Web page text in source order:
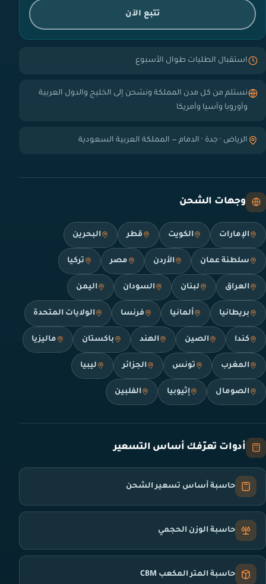
تتبع الآن
استقبال الطلبات طوال الأسبوع
نستلم من كل مدن المملكة ونشحن إلى الخليج والدول العربية
وأوروبا وآسيا وأمريكا
الرياض · جدة · الدمام — المملكة العربية السعودية
وجهات الشحن
الإمارات الكويت قطر البحرين
سلطنة عمان الأردن مصر تركيا
العراق لبنان السودان اليمن
بريطانيا ألمانيا فرنسا الولايات المتحدة
كندا الصين الهند باكستان ماليزيا
المغرب تونس الجزائر ليبيا
الصومال إثيوبيا الفلبين
أدوات تعرّفك أساس التسعير
حاسبة أساس تسعير الشحن
حاسبة الوزن الحجمي
حاسبة المتر المكعب CBM